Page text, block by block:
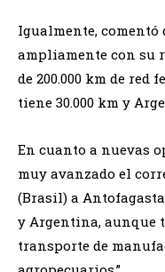
Igualmente, comentó
ampliamente con su
de 200.000 km de
tiene 30.000 km y
En cuanto a nuevas
muy avanzado el
(Brasil) a
y Argentina, aunque
transporte de